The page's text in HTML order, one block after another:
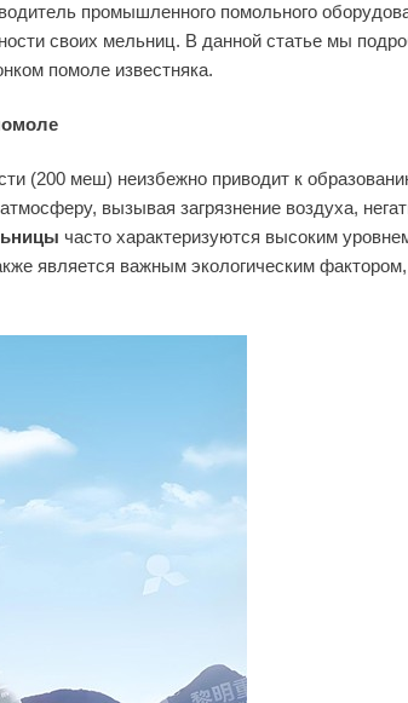
промышленного помольного
своих мельниц. В данной статье мы
помоле известняка.
(200 меш) неизбежно приводит к
вызывая загрязнение воздуха,
часто характеризуются высоким
является важным экологическим